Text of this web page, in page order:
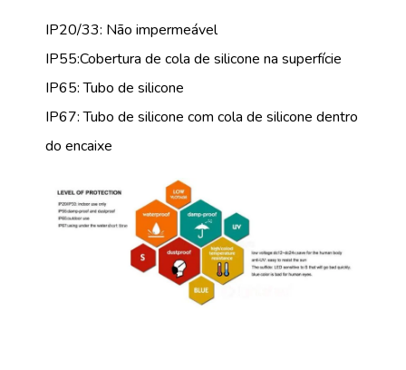
IP20/33: Não impermeável
IP55:Cobertura de cola de silicone na superfície
IP65: Tubo de silicone
IP67: Tubo de silicone com cola de silicone dentro
do encaixe